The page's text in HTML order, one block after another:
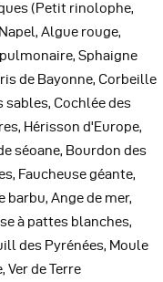
(Petit rinolophe,
Algue rouge,
Sphaigne
de Bayonne, Corbeille
sables, Cochlée des
Hérisson d'Europe,
séoane, Bourdon des
Faucheuse géante,
barbu, Ange de mer,
à pattes blanches,
des Pyrénées, Moule
Ver de Terre